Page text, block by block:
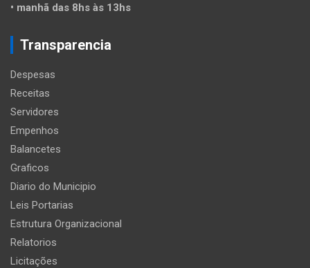
• manhã das 8hs às 13hs
Transparencia
Despesas
Receitas
Servidores
Empenhos
Balancetes
Graficos
Diario do Municipio
Leis Portarias
Estrutura Organizacional
Relatorios
Licitações